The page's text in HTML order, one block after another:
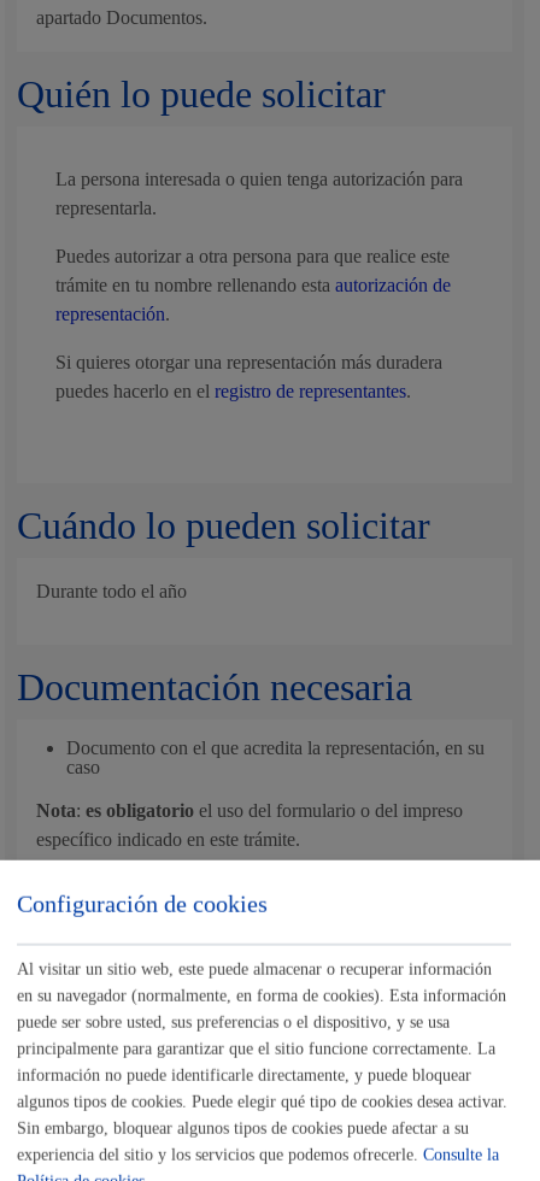
apartado Documentos.
Quién lo puede solicitar
La persona interesada o quien tenga autorización para
representarla.
Puedes autorizar a otra persona para que realice este
trámite en tu nombre rellenando estaautorización de
representación.
Si quieres otorgar una representación más duradera
puedes hacerlo en elregistro de representantes.
Cuándo lo pueden solicitar
Durante todo el año
Documentación necesaria
Documento con el que acredita la representación, en su
caso
Nota:es obligatorioel uso del formulario o del impreso
específico indicado en este trámite.
Cantidad a abonar
Tasas por Servicios y Actividades Municipales
**Anexo a regir desde el 1 de enero de 2026
El acceso a la información será gratuito. No obstante, si
hubiera que entregar un número elevado de copias o
transformar la información a un formato diferente al original
se podrían cobrar tasas en base a la ordenanza fiscal
Configuración de cookies
Al visitar un sitio web, este puede almacenar o recuperar información
en su navegador (normalmente, en forma de cookies). Esta información
puede ser sobre usted, sus preferencias o el dispositivo, y se usa
principalmente para garantizar que el sitio funcione correctamente. La
información no puede identificarle directamente, y puede bloquear
algunos tipos de cookies. Puede elegir qué tipo de cookies desea activar.
Sin embargo, bloquear algunos tipos de cookies puede afectar a su
experiencia del sitio y los servicios que podemos ofrecerle. Consulte la